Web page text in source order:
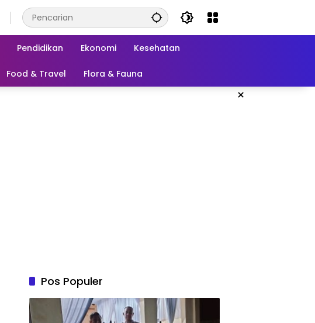
Pendidikan Ekonomi Kesehatan
Food & Travel Flora & Fauna
×
Pos Populer